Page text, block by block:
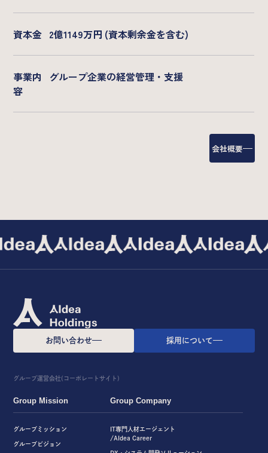
資本金 2億1149万円 (資本剰余金を含む)
事業内
容
グループ企業の経営管理・支援
会社概要
お問い合わせ 採用について
グループ運営会社(コーポレートサイト)
Group Mission
グループミッション
グループビジョン
Group Company
IT専門人材エージェント
/AIdea Career